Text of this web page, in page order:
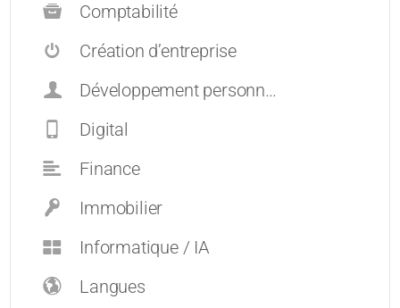
Comptabilité
Création d’entreprise
Développement personnel et carrières
Digital
Finance
Immobilier
Informatique / IA
Langues